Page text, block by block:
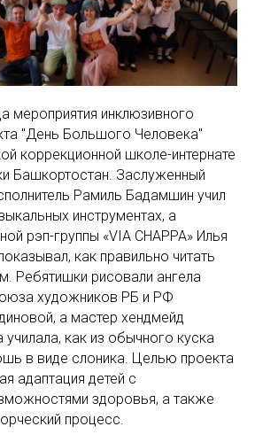
мероприятия инклюзивного
"День Большого Человека"
коррекционной школе-интернате
Башкортостан. Заслуженный
Рамиль Бадамшин учил
инструментах, а
рэп-группы «VIA CHAPPA» Илья
как правильно читать
Ребятишки рисовали ангела
художников РБ и РФ
а мастер хендмейд
как из обычного куска
в виде слоника. Целью проекта
адаптация детей с
здоровья, а также
процесс.